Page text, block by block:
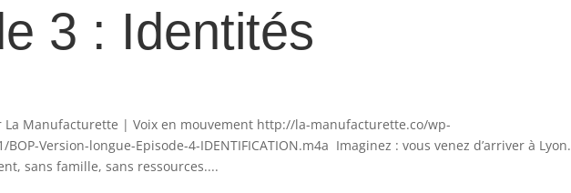
3 : Identités
La Manufacturette | Voix en mouvement http://la-manufacturette.co/wp-
Version-longue-Episode-4-IDENTIFICATION.m4a Imaginez : vous venez d’arriver à Lyon.
sans famille, sans ressources....